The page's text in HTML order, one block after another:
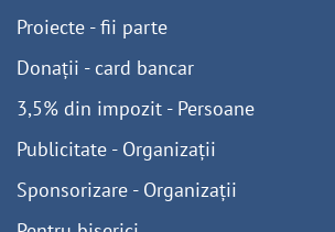
Proiecte - fii parte
Donații - card bancar
3,5% din impozit - Persoane
Publicitate - Organizații
Sponsorizare - Organizații